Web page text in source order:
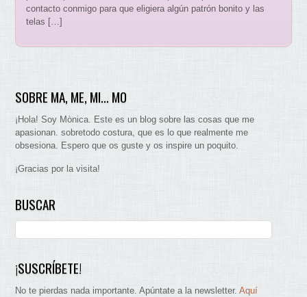
contacto conmigo para que eligiera algún patrón bonito y las
telas […]
SOBRE MA, ME, MI… MO
¡Hola! Soy Mònica. Este es un blog sobre las cosas que me
apasionan. sobretodo costura, que es lo que realmente me
obsesiona. Espero que os guste y os inspire un poquito.
¡Gracias por la visita!
BUSCAR
¡SUSCRÍBETE!
No te pierdas nada importante. Apúntate a la newsletter.Aquí